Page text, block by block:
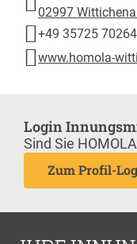
02997
+49 35725 70264
www.homola-
Login
Sind Sie
Zum Profil-